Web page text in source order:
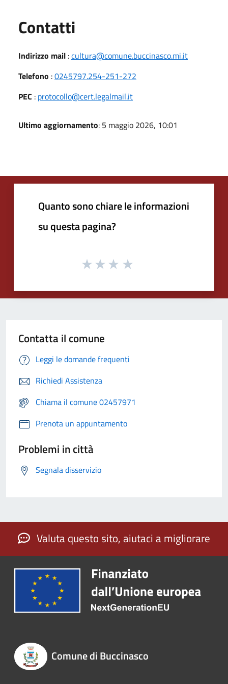
Contatti
Indirizzo mail :cultura@comune.buccinasco.mi.it
Telefono :0245797.254-251-272
PEC : protocollo@cert.legalmail.it
Ultimo aggiornamento: 5 maggio 2026, 10:01
Quanto sono chiare le informazioni
su questa pagina?
Contatta il comune
Leggi le domande frequenti
Richiedi Assistenza
Chiama il comune 02457971
Prenota un appuntamento
Problemi in città
Segnala disservizio
Valuta questo sito, aiutaci a migliorare
Comune di Buccinasco